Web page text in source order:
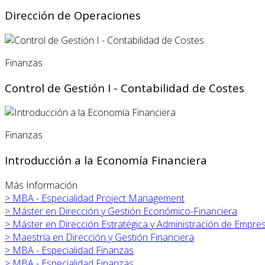
Dirección de Operaciones
Finanzas
Control de Gestión I - Contabilidad de Costes
Finanzas
Introducción a la Economía Financiera
Más Información
> MBA - Especialidad Project Management
> Máster en Dirección y Gestión Económico-Financiera
> Máster en Dirección Estratégica y Administración de
> Maestría en Dirección y Gestión Financiera
> MBA - Especialidad Finanzas